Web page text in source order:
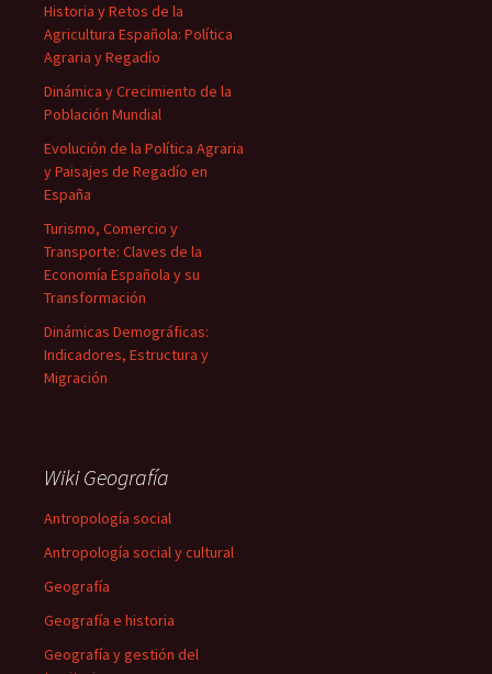
Historia y Retos de la
Agricultura Española: Política
Agraria y Regadío
Dinámica y Crecimiento de la
Población Mundial
Evolución de la Política Agraria
y Paisajes de Regadío en
España
Turismo, Comercio y
Transporte: Claves de la
Economía Española y su
Transformación
Dinámicas Demográficas:
Indicadores, Estructura y
Migración
Wiki Geografía
Antropología social
Antropología social y cultural
Geografía
Geografía e historia
Geografía y gestión del